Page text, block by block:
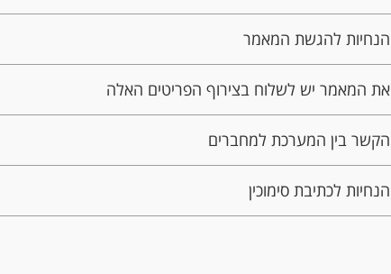
הנחיות להגשת המאמר
את המאמר יש לשלוח בצירוף הפריטים האלה
הקשר בין המערכת למחברים
הנחיות לכתיבת סימוכין